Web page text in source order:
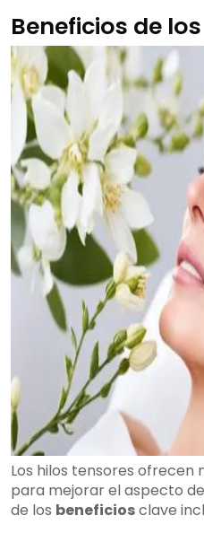
Beneficios de
Los hilos tensores ofrecen
para mejorar el aspecto
de los beneficiosclave